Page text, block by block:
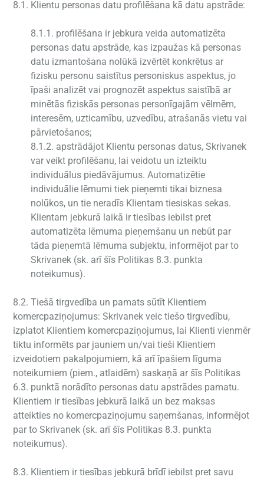
8.1. Klientu personas datu profilēšana kā datu apstrāde:
8.1.1. profilēšana ir jebkura veida automatizēta
personas datu apstrāde, kas izpaužas kā personas
datu izmantošana nolūkā izvērtēt konkrētus ar
fizisku personu saistītus personiskus aspektus, jo
īpaši analizēt vai prognozēt aspektus saistībā ar
minētās fiziskās personas personīgajām vēlmēm,
interesēm, uzticamību, uzvedību, atrašanās vietu vai
pārvietošanos;
8.1.2. apstrādājot Klientu personas datus, Skrivanek
var veikt profilēšanu, lai veidotu un izteiktu
individuālus piedāvājumus. Automatizētie
individuālie lēmumi tiek pieņemti tikai biznesa
nolūkos, un tie neradīs Klientam tiesiskas sekas.
Klientam jebkurā laikā ir tiesības iebilst pret
automatizēta lēmuma pieņemšanu un nebūt par
tāda pieņemtā lēmuma subjektu, informējot par to
Skrivanek (sk. arī šīs Politikas 8.3. punkta
noteikumus).
8.2. Tiešā tirgvedība un pamats sūtīt Klientiem
komercpaziņojumus: Skrivanek veic tiešo tirgvedību,
izplatot Klientiem komercpaziņojumus, lai Klienti vienmēr
tiktu informēts par jauniem un/vai tieši Klientiem
izveidotiem pakalpojumiem, kā arī īpašiem līguma
noteikumiem (piem., atlaidēm) saskaņā ar šīs Politikas
6.3. punktā norādīto personas datu apstrādes pamatu.
Klientiem ir tiesības jebkurā laikā un bez maksas
atteikties no komercpaziņojumu saņemšanas, informējot
par to Skrivanek (sk. arī šīs Politikas 8.3. punkta
noteikumus).
8.3. Klientiem ir tiesības jebkurā brīdī iebilst pret savu